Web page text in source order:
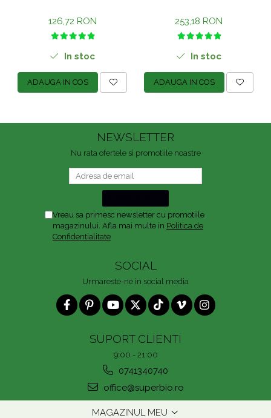
126,72 RON
In stoc
ADAUGA IN COS
253,18 RON
In stoc
ADAUGA IN COS
NEWSLETTER
Nu rata ofertele si promotiile noastre
Vreau sa primesc newsletter cu promotiile
magazinului. Afla mai multe in Politica de
Confidentialitate
SOCIAL
Urmareste-ne in social media
SUPORT CLIENTI
9:00 - 21:00
0741340740
office@superbio.ro
MAGAZINUL MEU